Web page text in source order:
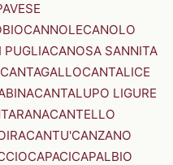
CANNOLECANOLO
PUGLIACANOSA SANNITA
CANTAGALLOCANTALICE
CANTALUPO LIGURE
CANTELLO
CANTU'CANZANO
CAPACICAPALBIO